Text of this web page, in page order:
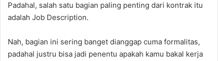
Padahal, salah satu bagian paling penting dari kontrak itu
adalah Job Description.
Nah, bagian ini sering banget dianggap cuma formalitas,
padahal justru bisa jadi penentu apakah kamu bakal kerja